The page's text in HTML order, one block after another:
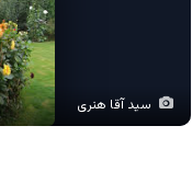
سید آقا هنری